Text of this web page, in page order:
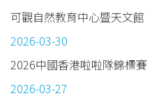
可觀自然教育中心暨天文館
2026-03-30
2026中國香港啦啦隊錦標賽
2026-03-27